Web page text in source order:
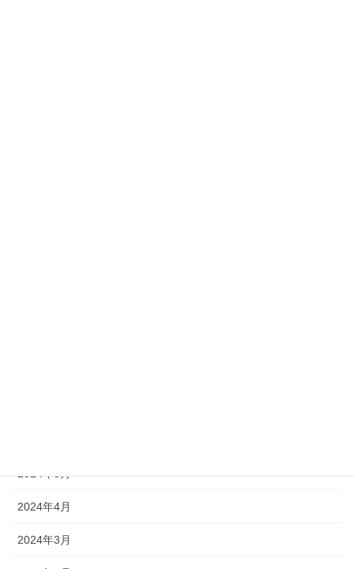
2024年5月
2024年4月
2024年3月